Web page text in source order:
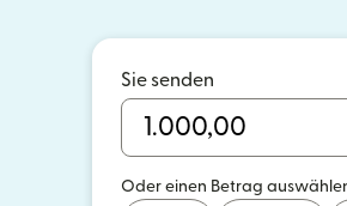
Sie senden
Oder einen Betrag